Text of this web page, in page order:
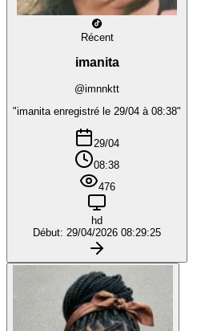
Récent
imanita
@imnnktt
"imanita enregistré le 29/04 à 08:38"
29/04
08:38
476
hd
Début: 29/04/2026 08:29:25